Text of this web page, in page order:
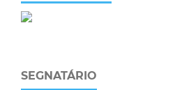
SEGNATÁRIO